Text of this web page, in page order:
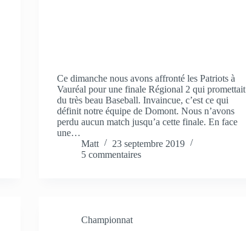
Ce dimanche nous avons affronté les Patriots à
Vauréal pour une finale Régional 2 qui promettait
du très beau Baseball. Invaincue, c’est ce qui
définit notre équipe de Domont. Nous n’avons
perdu aucun match jusqu’a cette finale. En face
une…
Matt
23 septembre 2019
5 commentaires
Championnat